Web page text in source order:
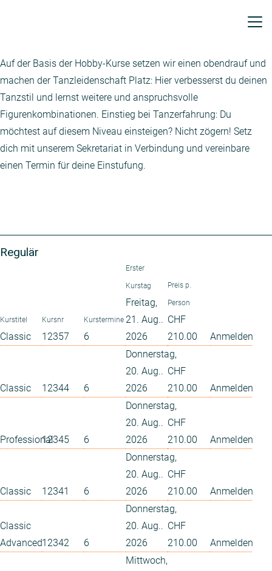
Auf der Basis der Hobby-Kurse setzen wir einen obendrauf und
machen der Tanzleidenschaft Platz: Hier verbesserst du deinen
Tanzstil und lernst weitere und anspruchsvolle
Figurenkombinationen. Einstieg bei Tanzerfahrung: Du
möchtest auf diesem Niveau einsteigen? Nicht zögern! Setz
dich mit unserem Sekretariat in Verbindung und vereinbare
einen Termin für deine Einstufung.
Regulär
Kurstitel
Classic
Kursnr
12357
Kurstermine
6
Erster
Kurstag
Freitag,
21. Aug..
2026
Preis p.
Person
CHF
210.00
Anmelden
Classic 12344 6
Donnerstag,
20. Aug..
2026
CHF
210.00
Anmelden
Professional12345 6
Donnerstag,
20. Aug..
2026
CHF
210.00
Anmelden
Classic 12341 6
Donnerstag,
20. Aug..
2026
CHF
210.00
Anmelden
Classic
Advanced12342 6
Donnerstag,
20. Aug..
2026
CHF
210.00
Anmelden
Mittwoch,